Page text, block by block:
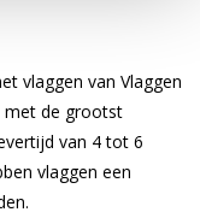
vlaggen van Vlaggen
met de grootst
van 4 tot 6
vlaggen een